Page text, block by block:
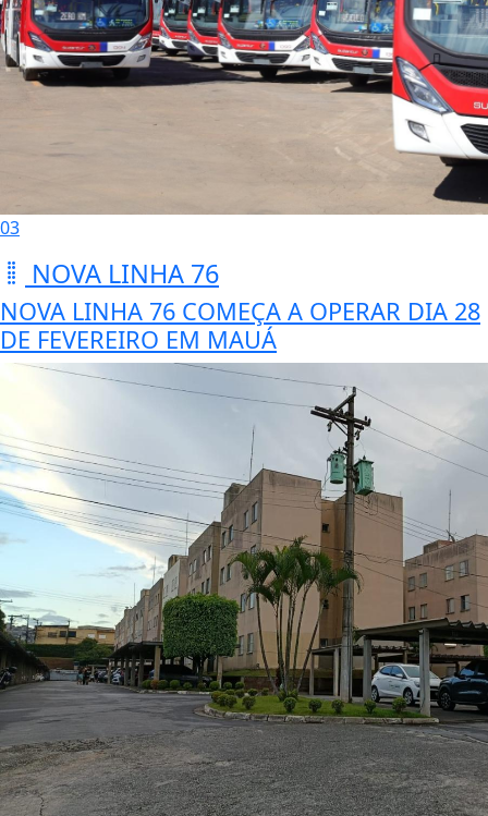
03
NOVA LINHA 76
NOVA LINHA 76 COMEÇA A OPERAR DIA 28
DE FEVEREIRO EM MAUÁ